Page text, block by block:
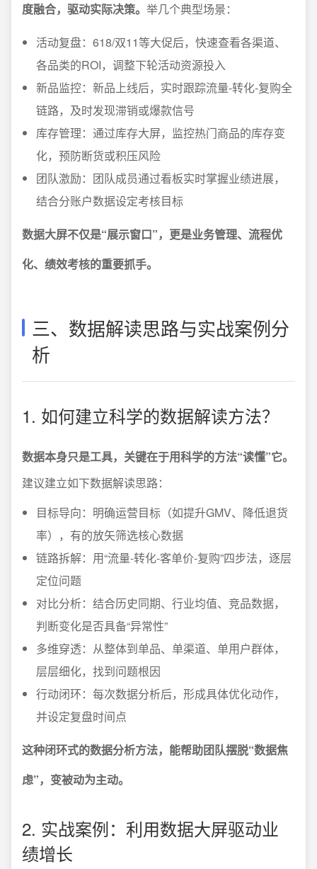
度融合，驱动实际决策。 举几个典型场景：
活动复盘：618/双11等大促后，快速查看各渠道、
各品类的ROI，调整下轮活动资源投入
新品监控：新品上线后，实时跟踪流量-转化-复购全
链路，及时发现滞销或爆款信号
库存管理：通过库存大屏，监控热门商品的库存变
化，预防断货或积压风险
团队激励：团队成员通过看板实时掌握业绩进展，
结合分账户数据设定考核目标
数据大屏不仅是“展示窗口”，更是业务管理、流程优
化、绩效考核的重要抓手。
三、数据解读思路与实战案例分
析
1. 如何建立科学的数据解读方法？
数据本身只是工具，关键在于用科学的方法“读懂”它。
建议建立如下数据解读思路：
目标导向：明确运营目标（如提升GMV、降低退货
率），有的放矢筛选核心数据
链路拆解：用“流量-转化-客单价-复购”四步法，逐层
定位问题
对比分析：结合历史同期、行业均值、竞品数据，
判断变化是否具备“异常性”
多维穿透：从整体到单品、单渠道、单用户群体，
层层细化，找到问题根因
行动闭环：每次数据分析后，形成具体优化动作，
并设定复盘时间点
这种闭环式的数据分析方法，能帮助团队摆脱“数据焦
虑”，变被动为主动。
2. 实战案例：利用数据大屏驱动业
绩增长